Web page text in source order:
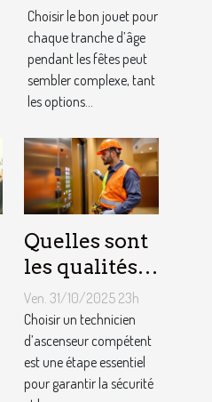
pour chaque
âge lors des
fêtes ?
Choisir le bon jouet pour
chaque tranche d’âge
pendant les fêtes peut
sembler complexe, tant
les options...
Quelles sont
les qualités à
rechercher
chez un
technicien
d’ascenseur ?
Ven. 31/10/2025 23h
Choisir un technicien
d’ascenseur compétent
est une étape essentiel
pour garantir la sécurité